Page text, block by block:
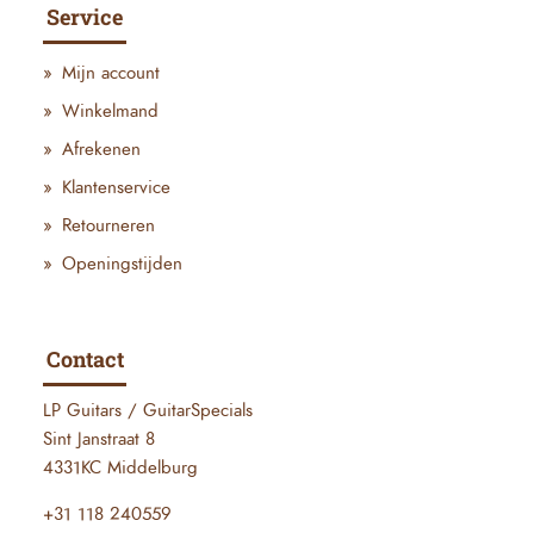
Service
Mijn account
Winkelmand
Afrekenen
Klantenservice
Retourneren
Openingstijden
Contact
LP Guitars / GuitarSpecials
Sint Janstraat 8
4331KC Middelburg
+31 118 240559